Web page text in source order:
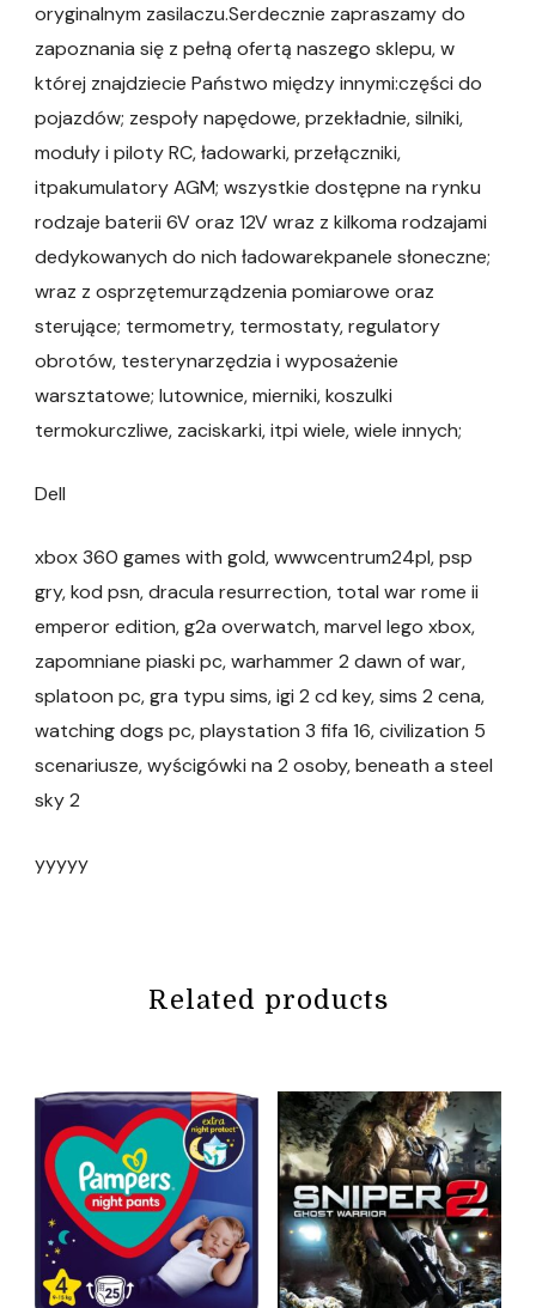
oryginalnym zasilaczu.Serdecznie zapraszamy do
zapoznania się z pełną ofertą naszego sklepu, w
której znajdziecie Państwo między innymi:części do
pojazdów; zespoły napędowe, przekładnie, silniki,
moduły i piloty RC, ładowarki, przełączniki,
itpakumulatory AGM; wszystkie dostępne na rynku
rodzaje baterii 6V oraz 12V wraz z kilkoma rodzajami
dedykowanych do nich ładowarekpanele słoneczne;
wraz z osprzętemurządzenia pomiarowe oraz
sterujące; termometry, termostaty, regulatory
obrotów, testerynarzędzia i wyposażenie
warsztatowe; lutownice, mierniki, koszulki
termokurczliwe, zaciskarki, itpi wiele, wiele innych;
Dell
xbox 360 games with gold, wwwcentrum24pl, psp
gry, kod psn, dracula resurrection, total war rome ii
emperor edition, g2a overwatch, marvel lego xbox,
zapomniane piaski pc, warhammer 2 dawn of war,
splatoon pc, gra typu sims, igi 2 cd key, sims 2 cena,
watching dogs pc, playstation 3 fifa 16, civilization 5
scenariusze, wyścigówki na 2 osoby, beneath a steel
sky 2
yyyyy
Related products